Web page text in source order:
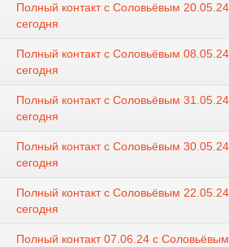
Полный контакт с Соловьёвым
сегодня
Полный контакт с Соловьёвым
сегодня
Полный контакт с Соловьёвым
сегодня
Полный контакт с Соловьёвым
сегодня
Полный контакт с Соловьёвым
сегодня
Полный контакт 07.06.24 с